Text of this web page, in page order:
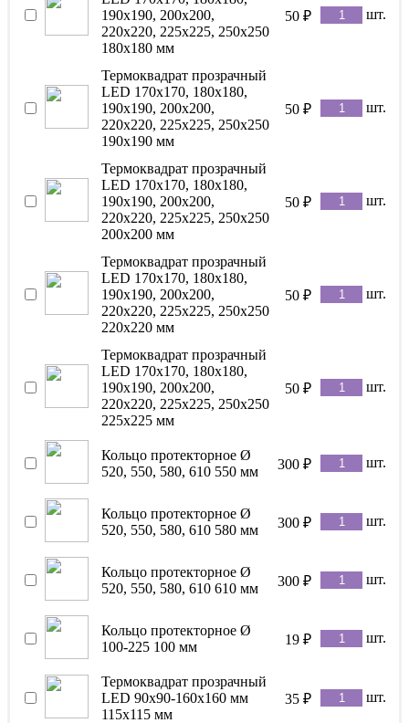
190x190, 200x200,
220x220, 225x225, 250x250
180x180 мм
50 ₽ шт.
Термоквадрат прозрачный
LED 170x170, 180x180,
190x190, 200x200,
220x220, 225x225, 250x250
190x190 мм
50 ₽ шт.
Термоквадрат прозрачный
LED 170x170, 180x180,
190x190, 200x200,
220x220, 225x225, 250x250
200x200 мм
50 ₽ шт.
Термоквадрат прозрачный
LED 170x170, 180x180,
190x190, 200x200,
220x220, 225x225, 250x250
220x220 мм
50 ₽ шт.
Термоквадрат прозрачный
LED 170x170, 180x180,
190x190, 200x200,
220x220, 225x225, 250x250
225x225 мм
50 ₽ шт.
Кольцо протекторное Ø
520, 550, 580, 610 550 мм
300 ₽ шт.
Кольцо протекторное Ø
520, 550, 580, 610 580 мм
300 ₽ шт.
Кольцо протекторное Ø
520, 550, 580, 610 610 мм
300 ₽ шт.
Кольцо протекторное Ø
100-225 100 мм
19 ₽ шт.
Термоквадрат прозрачный
LED 90x90-160x160 мм
115х115 мм
35 ₽ шт.